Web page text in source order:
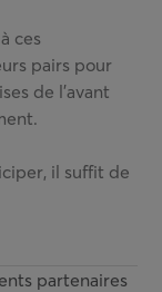
ces
pairs pour
de l’avant
il suffit de
partenaires